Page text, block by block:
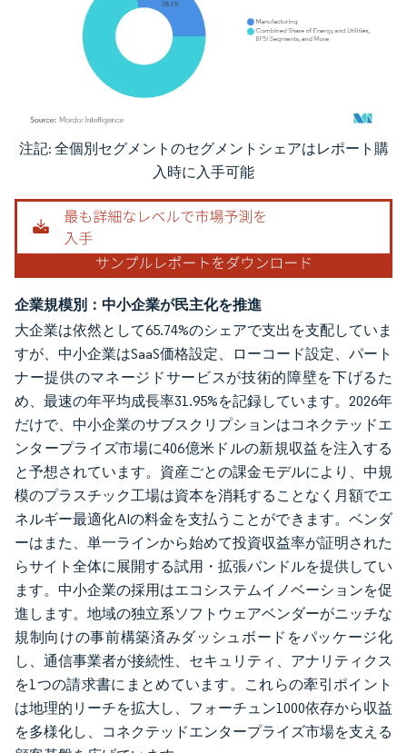
画像 © Mordor Intelligence。再利用にはCC BY 4.0の表示が必要です。
注記: 全個別セグメントのセグメントシェアはレポート購
入時に入手可能
企業規模別：中小企業が民主化を推進
大企業は依然として65.74%のシェアで支出を支配していま
すが、中小企業はSaaS価格設定、ローコード設定、パート
ナー提供のマネージドサービスが技術的障壁を下げるた
め、最速の年平均成長率31.95%を記録しています。2026年
だけで、中小企業のサブスクリプションはコネクテッドエ
ンタープライズ市場に406億米ドルの新規収益を注入する
と予想されています。資産ごとの課金モデルにより、中規
模のプラスチック工場は資本を消耗することなく月額でエ
ネルギー最適化AIの料金を支払うことができます。ベンダ
ーはまた、単一ラインから始めて投資収益率が証明された
らサイト全体に展開する試用・拡張バンドルを提供してい
ます。中小企業の採用はエコシステムイノベーションを促
進します。地域の独立系ソフトウェアベンダーがニッチな
規制向けの事前構築済みダッシュボードをパッケージ化
し、通信事業者が接続性、セキュリティ、アナリティクス
を1つの請求書にまとめています。これらの牽引ポイント
は地理的リーチを拡大し、フォーチュン1000依存から収益
を多様化し、コネクテッドエンタープライズ市場を支える